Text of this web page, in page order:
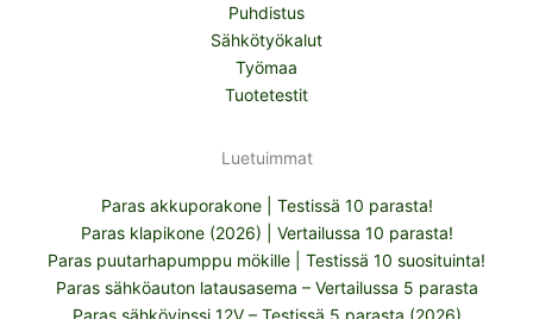
Puhdistus
Sähkötyökalut
Työmaa
Tuotetestit
Luetuimmat
Paras akkuporakone | Testissä 10 parasta!
Paras klapikone (2026) | Vertailussa 10 parasta!
Paras puutarhapumppu mökille | Testissä 10 suosituinta!
Paras sähköauton latausasema – Vertailussa 5 parasta